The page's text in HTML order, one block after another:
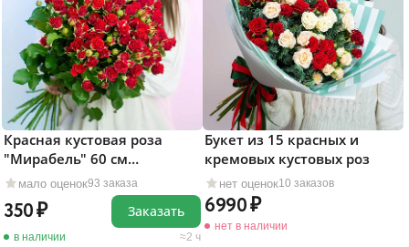
мало оценок93 заказа
Красная кустовая роза
"Мирабель" 60 см
поштучно
350
в наличии 2 ч
Заказать
нет оценок10 заказов
Букет из 15 красных и
кремовых кустовых роз
6990
нет в наличии